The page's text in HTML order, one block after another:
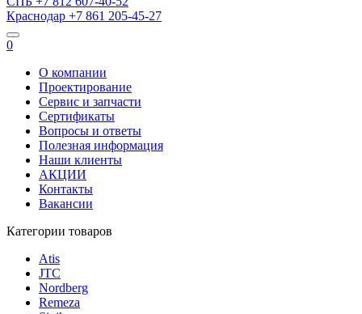
Краснодар +7 861 205-45-27
0
О компании
Проектирование
Сервис и запчасти
Сертификаты
Вопросы и ответы
Полезная информация
Наши клиенты
АКЦИИ
Контакты
Вакансии
Категории товаров
Atis
JTC
Nordberg
Remeza